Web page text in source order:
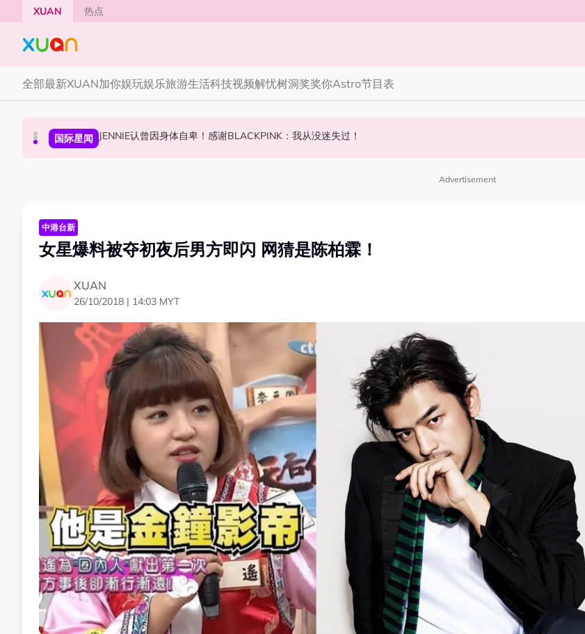
Skip to main content
XUAN 热点
全部最新XUAN加你娱玩娱乐旅游生活科技视频解忧树洞奖奖你Astro节目表
中港台新 网传周杰伦有私生子！杰威尔怒发声明：纯属恶意造谣！
国际星闻 JENNIE认曾因身体自卑！感谢BLACKPINK：我从没迷失过！
中港台新 高海宁马国明新剧被指抄袭韩剧！女主角患癌造型几乎一模一样
Advertisement
中港台新
女星爆料被夺初夜后男方即闪 网猜是陈柏霖！
XUAN
26/10/2018 | 14:03 MYT